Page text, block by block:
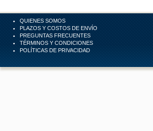
QUIENES SOMOS
PLAZOS Y COSTOS DE ENVÍO
PREGUNTAS FRECUENTES
TÉRMINOS Y CONDICIONES
POLÍTICAS DE PRIVACIDAD